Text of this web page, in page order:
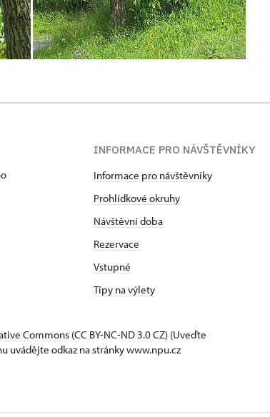
INFORMACE PRO NÁVŠTĚVNÍKY
Informace pro návštěvníky
Prohlídkové okruhy
Návštěvní doba
Rezervace
Vstupné
Tipy na výlety
Commons (CC BY-NC-ND 3.0 CZ) (Uveďte
uvádějte odkaz na stránky www.npu.cz